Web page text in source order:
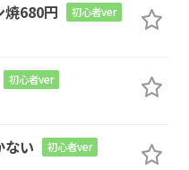
ゆく我は
Dm
Am
焼680円 初心者ver
初心者ver
ない 初心者ver